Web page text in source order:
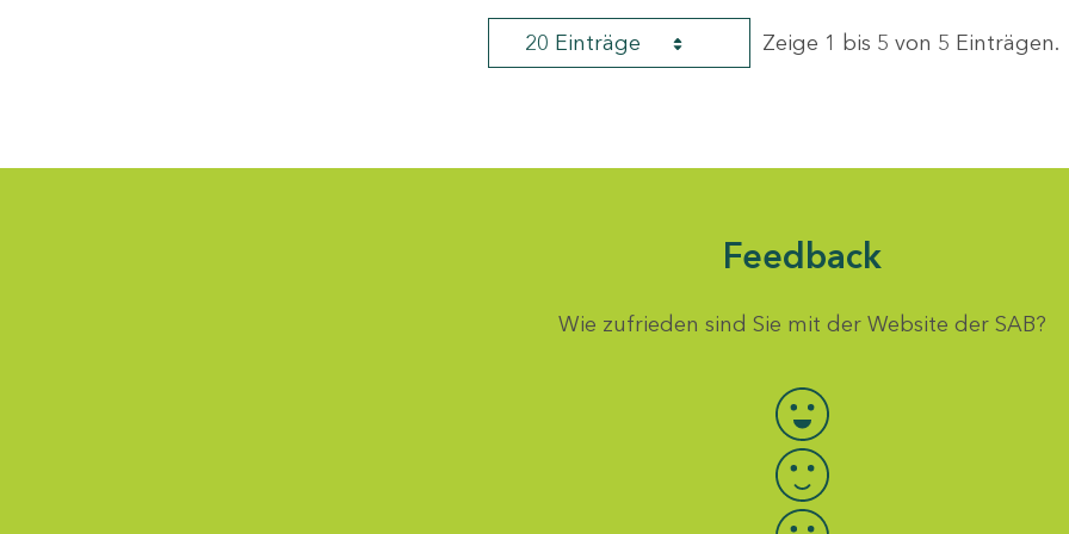
20 Einträge Zeige 1 bis 5 von 5 Einträgen.
Feedback
Wie zufrieden sind Sie mit der Website der SAB?
Bewertung auswählen